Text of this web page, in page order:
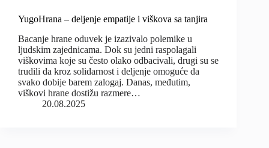
YugoHrana – deljenje empatije i viškova sa tanjira
Bacanje hrane oduvek je izazivalo polemike u
ljudskim zajednicama. Dok su jedni raspolagali
viškovima koje su često olako odbacivali, drugi su se
trudili da kroz solidarnost i deljenje omoguće da
svako dobije barem zalogaj. Danas, međutim,
viškovi hrane dostižu razmere…
20.08.2025